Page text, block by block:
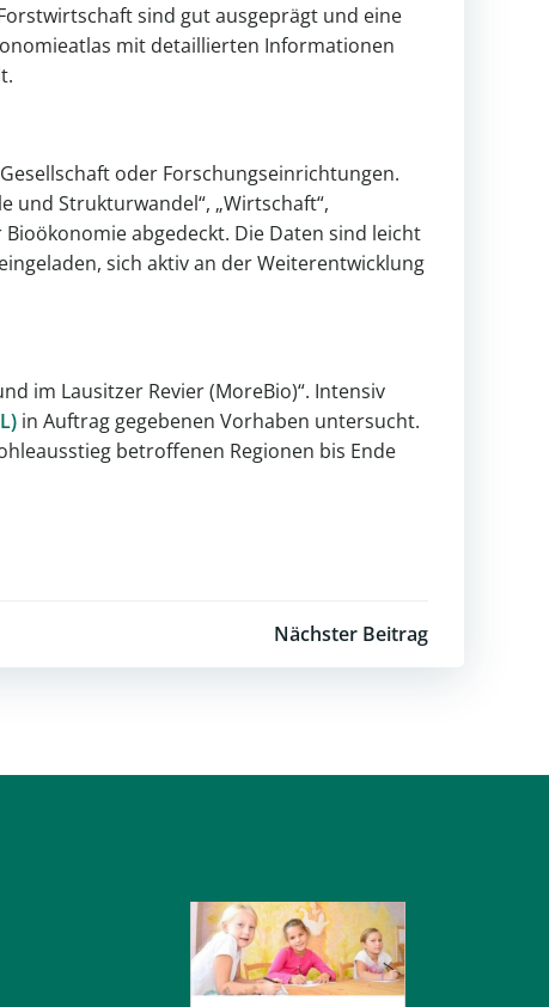
sind gut ausgeprägt und eine
mit detaillierten Informationen
oder Forschungseinrichtungen.
und Strukturwandel“, „Wirtschaft“,
abgedeckt. Die Daten sind leicht
sich aktiv an der Weiterentwicklung
im Lausitzer Revier (MoreBio)“. Intensiv
in Auftrag gegebenen Vorhaben untersucht.
betroffenen Regionen bis Ende
Nächster Beitrag